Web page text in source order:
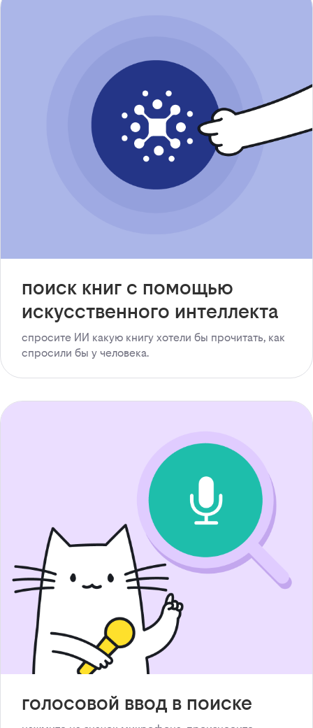
поиск книг с помощью
искусственного интеллекта
спросите ИИ какую книгу хотели бы прочитать, как
спросили бы у человека.
голосовой ввод в поиске